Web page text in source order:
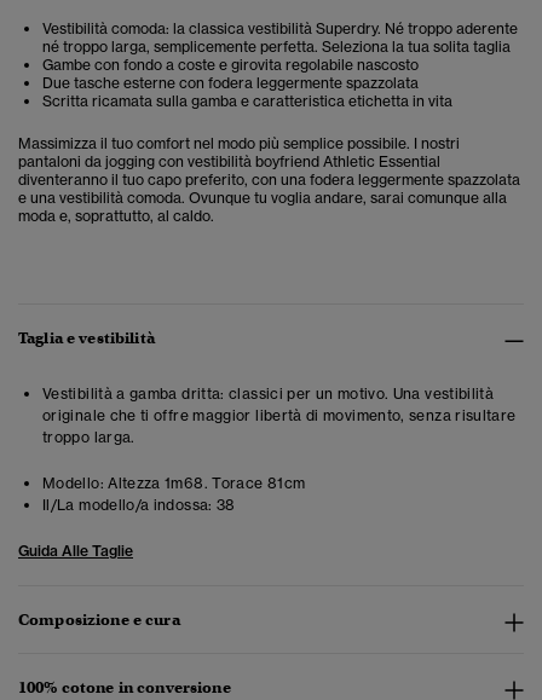
Vestibilità comoda: la classica vestibilità Superdry. Né troppo aderente
né troppo larga, semplicemente perfetta. Seleziona la tua solita taglia
Gambe con fondo a coste e girovita regolabile nascosto
Due tasche esterne con fodera leggermente spazzolata
Scritta ricamata sulla gamba e caratteristica etichetta in vita
Massimizza il tuo comfort nel modo più semplice possibile. I nostri
pantaloni da jogging con vestibilità boyfriend Athletic Essential
diventeranno il tuo capo preferito, con una fodera leggermente spazzolata
e una vestibilità comoda. Ovunque tu voglia andare, sarai comunque alla
moda e, soprattutto, al caldo.
Taglia e vestibilità
Vestibilità a gamba dritta: classici per un motivo. Una vestibilità
originale che ti offre maggior libertà di movimento, senza risultare
troppo larga.
Modello: Altezza 1m68. Torace 81cm
Il/La modello/a indossa: 38
Guida Alle Taglie
Composizione e cura
100% cotone in conversione